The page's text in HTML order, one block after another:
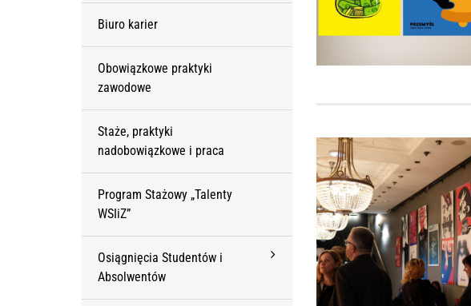
Biuro karier
Obowiązkowe praktyki
zawodowe
Staże, praktyki
nadobowiązkowe i praca
Program Stażowy „Talenty
WSIiZ”
Osiągnięcia Studentów i
Absolwentów